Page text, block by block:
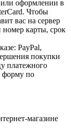
оформлении в
Чтобы
вас на сервер
номер карты, срок
PayPal,
покупки
платежного
форму по
магазине